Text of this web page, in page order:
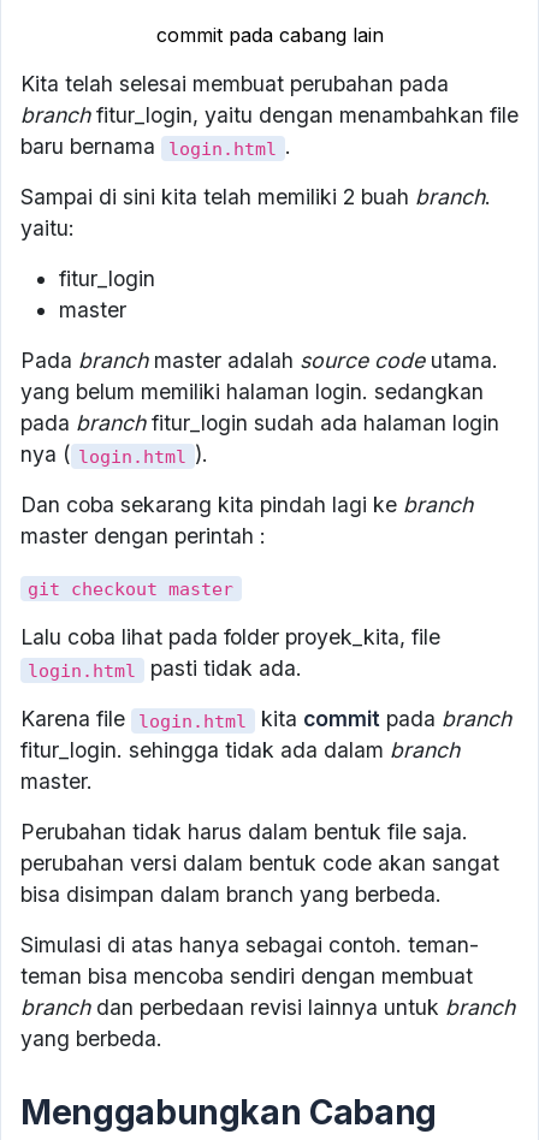
commit pada cabang lain
Kita telah selesai membuat perubahan pada
branchfitur_login, yaitu dengan menambahkan file
baru bernama
login.html
.
Sampai di sini kita telah memiliki 2 buah branch.
yaitu:
fitur_login
master
Pada branchmaster adalah source codeutama.
yang belum memiliki halaman login. sedangkan
pada branchfitur_login sudah ada halaman login
nya ( login.html
).
Dan coba sekarang kita pindah lagi ke branch
master dengan perintah :
git checkout master
Lalu coba lihat pada folder proyek_kita, file
login.html
pasti tidak ada.
Karena file
login.html kita commitpada branch
fitur_login. sehingga tidak ada dalam branch
master.
Perubahan tidak harus dalam bentuk file saja.
perubahan versi dalam bentuk code akan sangat
bisa disimpan dalam branch yang berbeda.
Simulasi di atas hanya sebagai contoh. teman-
teman bisa mencoba sendiri dengan membuat
branchdan perbedaan revisi lainnya untuk branch
yang berbeda.
Menggabungkan Cabang